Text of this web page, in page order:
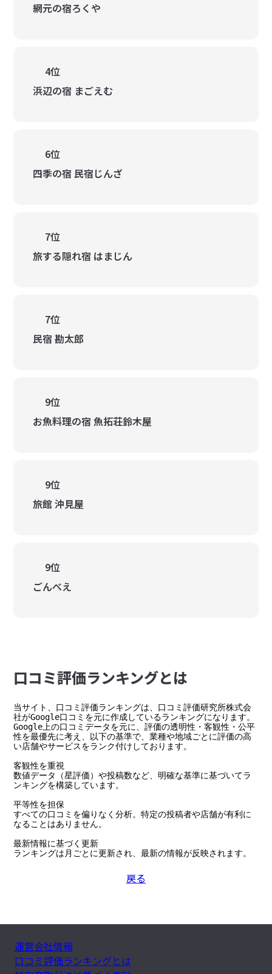
網元の宿ろくや
4位
浜辺の宿 まごえむ
6位
四季の宿 民宿じんざ
7位
旅する隠れ宿 はまじん
7位
民宿 勘太郎
9位
お魚料理の宿 魚拓荘鈴木屋
9位
旅館 沖見屋
9位
ごんべえ
⼝コミ評価ランキングとは
当サイト、口コミ評価ランキングは、口コミ評価研究所株式会
社がGoogle口コミを元に作成しているランキングになります。
Google上の口コミデータを元に、評価の透明性・客観性・公平
性を最優先に考え、以下の基準で、業種や地域ごとに評価の高
い店舗やサービスをランク付けしております。
客観性を重視
数値データ（星評価）や投稿数など、明確な基準に基づいてラ
ンキングを構築しています。
平等性を担保
すべての口コミを偏りなく分析。特定の投稿者や店舗が有利に
なることはありません。
最新情報に基づく更新
ランキングは月ごとに更新され、最新の情報が反映されます。
戻る
運営会社情報
口コミ評価ランキングとは